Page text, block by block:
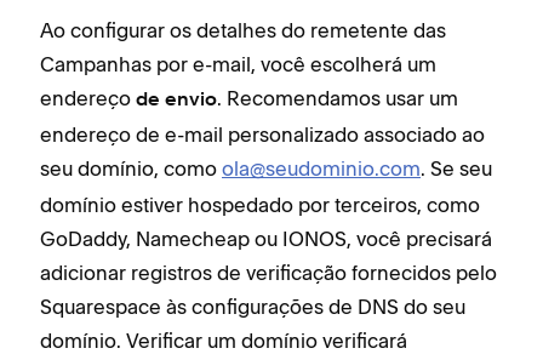
Ao configurar os detalhes do remetente das
Campanhas por e-mail, você escolherá um
endereço de envio. Recomendamos usar um
endereço de e-mail personalizado associado ao
seu domínio, como ola@seudominio.com. Se seu
domínio estiver hospedado por terceiros, como
GoDaddy, Namecheap ou IONOS, você precisará
adicionar registros de verificação fornecidos pelo
Squarespace às configurações de DNS do seu
domínio. Verificar um domínio verificará